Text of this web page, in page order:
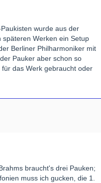
wurde aus der
späteren Werken ein Setup
Berliner Philharmoniker mit
Pauker aber schon so
das Werk gebraucht oder
braucht's drei Pauken;
muss ich gucken, die 1.